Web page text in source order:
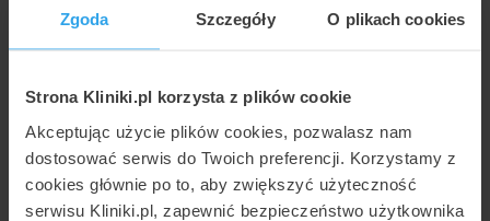
Zgoda Szczegóły O plikach cookies
Strona Kliniki.pl korzysta z plików cookie
Akceptując użycie plików cookies, pozwalasz nam
dostosować serwis do Twoich preferencji. Korzystamy z
cookies głównie po to, aby zwiększyć użyteczność
serwisu Kliniki.pl, zapewnić bezpieczeństwo użytkownika
przystąpieniem do zabiegu?
estetycznej, powinny zostać omówione następujące kwestie:
oczekiwania pacjenta,
stan zdrowia pacjenta,
rodzaj zabiegu i technika,